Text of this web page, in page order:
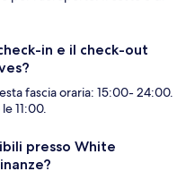
in e il check-out
fascia oraria: 15:00- 24:00.
11:00.
presso White